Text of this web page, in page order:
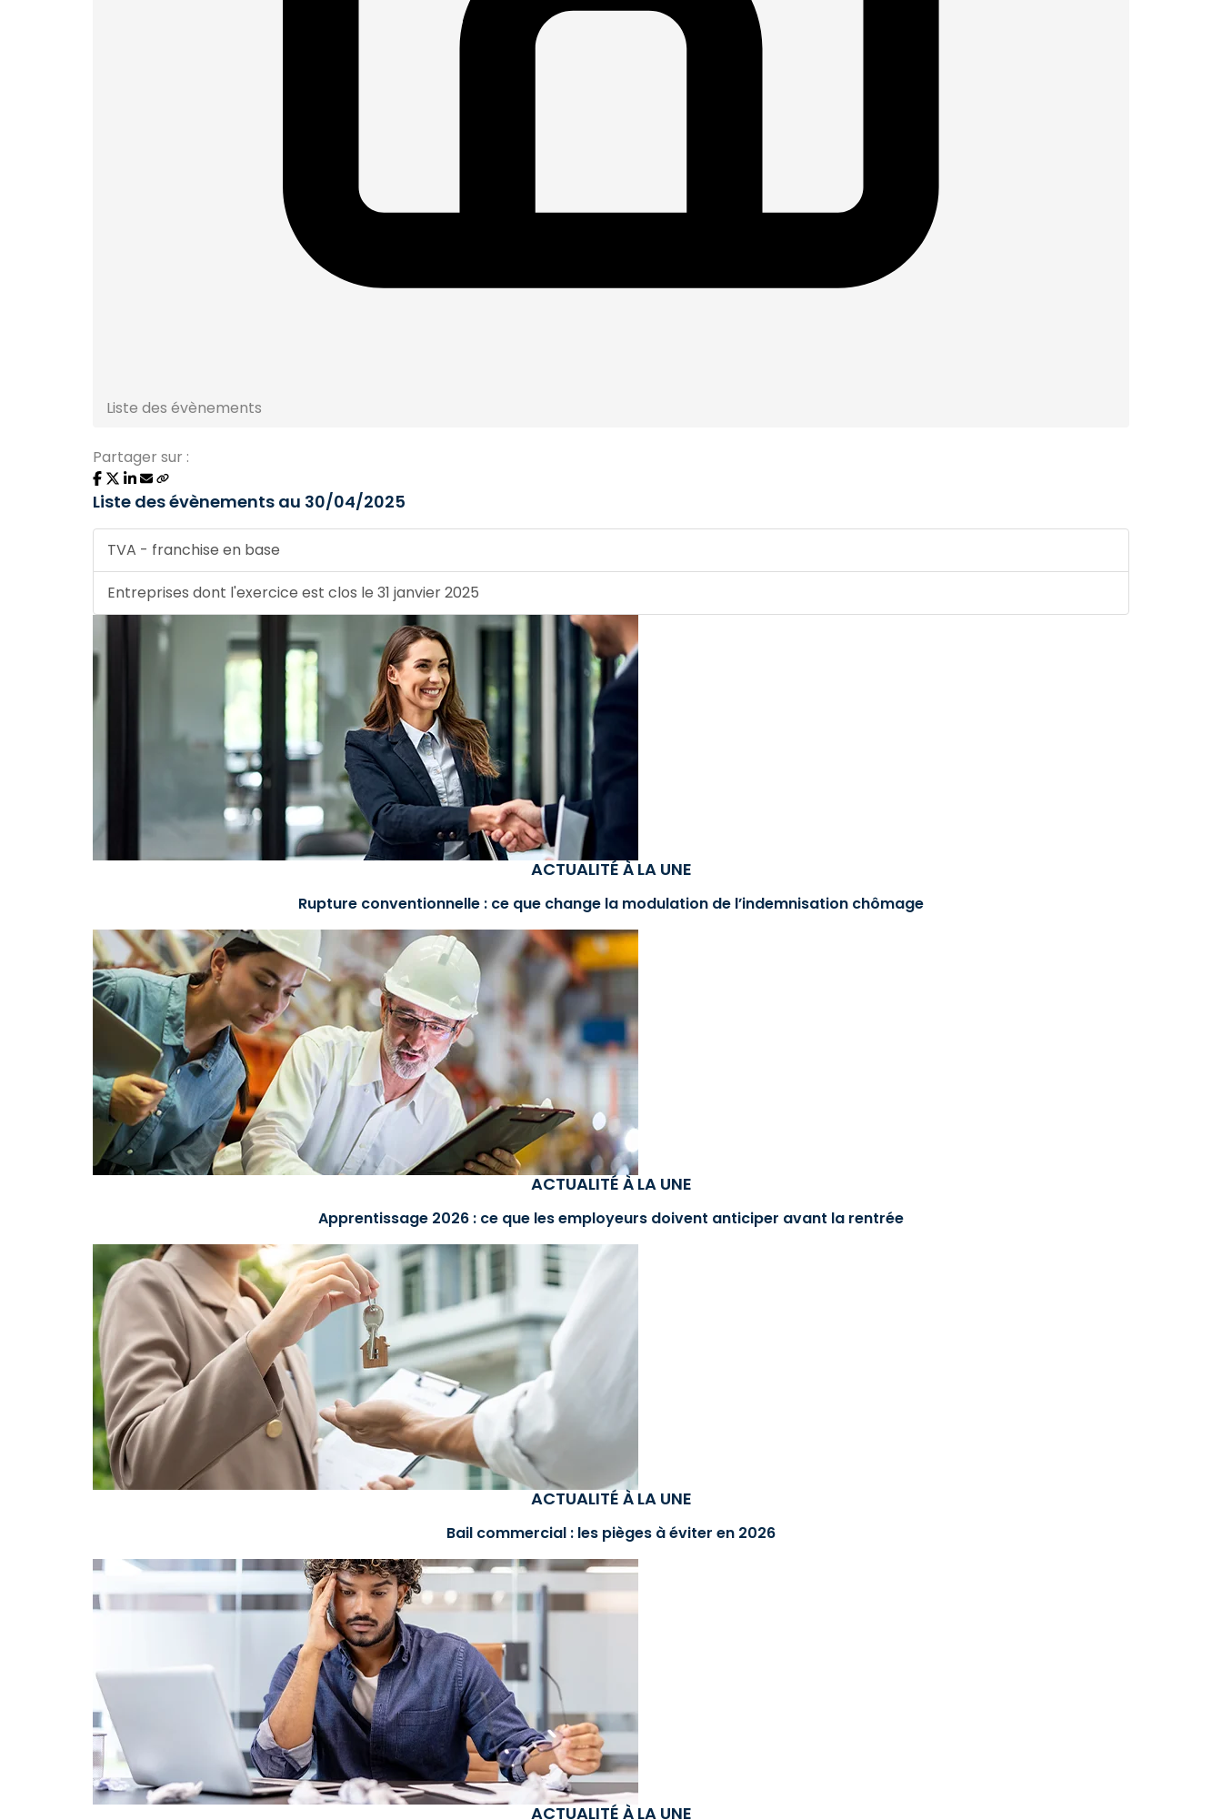
Liste des évènements
Partager sur :
Liste des évènements au 30/04/2025
TVA - franchise en base
Entreprises dont l'exercice est clos le 31 janvier 2025
ACTUALITÉ À LA UNE
Rupture conventionnelle : ce que change la modulation de l’indemnisation chômage
ACTUALITÉ À LA UNE
Apprentissage 2026 : ce que les employeurs doivent anticiper avant la rentrée
ACTUALITÉ À LA UNE
Bail commercial : les pièges à éviter en 2026
ACTUALITÉ À LA UNE